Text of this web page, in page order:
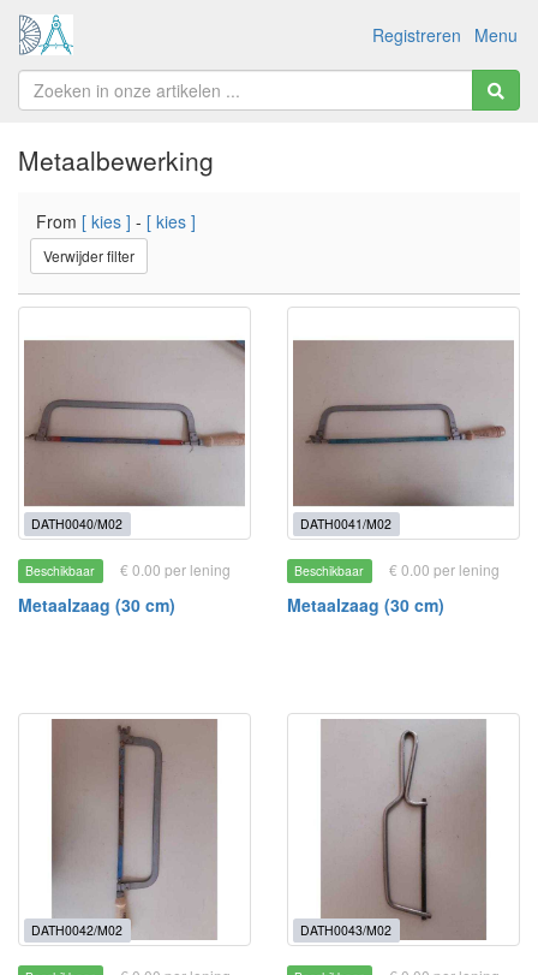
Menu
Registreren
Metaalbewerking
From [ kies ] - [ kies ]
Verwijder filter
DATH0040/M02
Beschikbaar € 0.00 per lening
Metaalzaag (30 cm)
DATH0041/M02
Beschikbaar € 0.00 per lening
Metaalzaag (30 cm)
DATH0042/M02 DATH0043/M02